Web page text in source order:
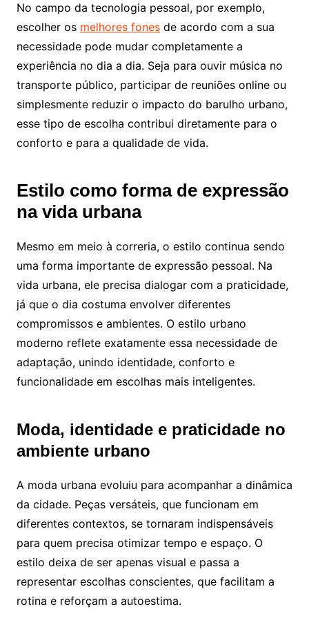
No campo da tecnologia pessoal, por exemplo,
escolher os melhores fonesde acordo com a sua
necessidade pode mudar completamente a
experiência no dia a dia. Seja para ouvir música no
transporte público, participar de reuniões online ou
simplesmente reduzir o impacto do barulho urbano,
esse tipo de escolha contribui diretamente para o
conforto e para a qualidade de vida.
Estilo como forma de expressão
na vida urbana
Mesmo em meio à correria, o estilo continua sendo
uma forma importante de expressão pessoal. Na
vida urbana, ele precisa dialogar com a praticidade,
já que o dia costuma envolver diferentes
compromissos e ambientes. O estilo urbano
moderno reflete exatamente essa necessidade de
adaptação, unindo identidade, conforto e
funcionalidade em escolhas mais inteligentes.
Moda, identidade e praticidade no
ambiente urbano
A moda urbana evoluiu para acompanhar a dinâmica
da cidade. Peças versáteis, que funcionam em
diferentes contextos, se tornaram indispensáveis
para quem precisa otimizar tempo e espaço. O
estilo deixa de ser apenas visual e passa a
representar escolhas conscientes, que facilitam a
rotina e reforçam a autoestima.